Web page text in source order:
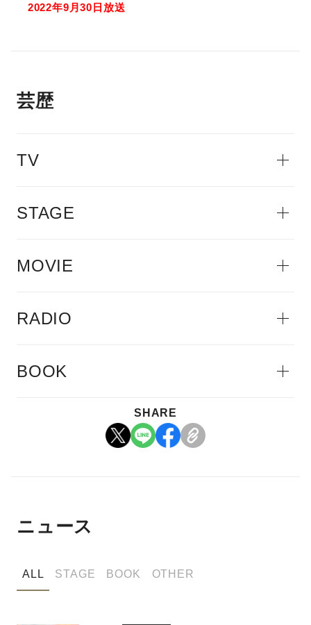
2022年9月30日放送
芸歴
TV
STAGE
MOVIE
RADIO
BOOK
SHARE
ニュース
ALL STAGE BOOK OTHER